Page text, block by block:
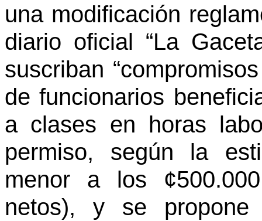
una modificación
diario oficial “La
suscriban
de funcionarios
a clases en horas
permiso, según la
menor a los
netos), y se